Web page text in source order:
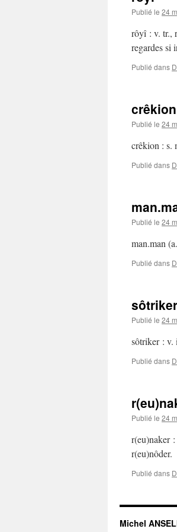
Publié le 24
rôyî : v. tr.,
regardes si
Publié dans
crêkion
Publié le 24
crêkion : s.
Publié dans
Publié le 24
man.man
Publié dans
sôtriker
Publié le 24
sôtriker : v.
Publié dans
Publié le 24
r(eu)naker
r(eu)nôder.
Publié dans
Michel